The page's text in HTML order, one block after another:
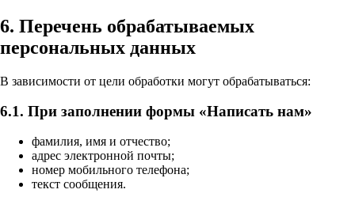
6. Перечень обрабатываемых
персональных данных
В зависимости от цели обработки могут обрабатываться:
6.1. При заполнении формы «Написать нам»
фамилия, имя и отчество;
адрес электронной почты;
номер мобильного телефона;
текст сообщения.